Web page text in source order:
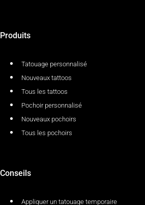
Produits
Tatouage personnalisé
Nouveaux tattoos
Tous les tattoos
Pochoir personnalisé
Nouveaux pochoirs
Tous les pochoirs
Conseils
Appliquer un tatouage temporaire